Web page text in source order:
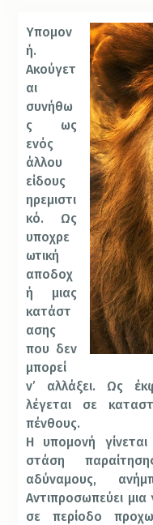
Υπομον
ή.
Ακούγετ
αι
συνήθω
ς ως
ενός
άλλου
είδους
ηρεμιστι
κό. Ως
υποχρε
ωτική
αποδοχ
ή μιας
κατάστ
ασης
που δεν
μπορεί
ν’ αλλάξει. Ως
λέγεται σε
πένθους.
Η υπομονή
στάση
αδύναμους,
Αντιπροσωπεύει
σε περίοδο